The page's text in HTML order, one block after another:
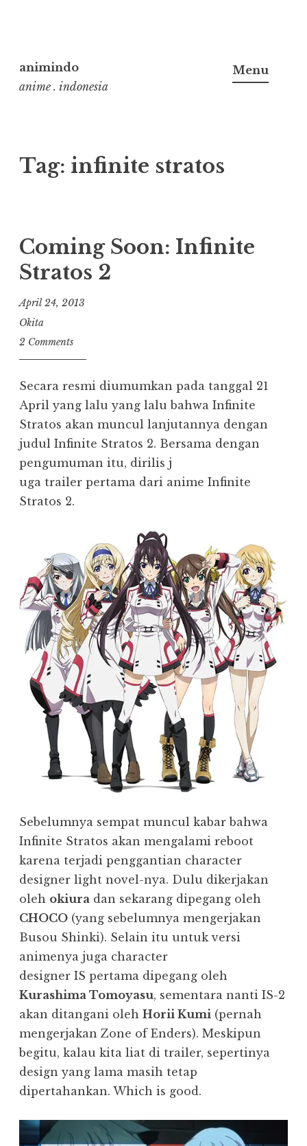
to
content
animindo
anime . indonesia
Menu
Tag: infinite stratos
Coming Soon: Infinite
Stratos 2
April 24, 2013
Okita
2 Comments
Secara resmi diumumkan pada tanggal 21
April yang lalu yang lalu bahwa Infinite
Stratos akan muncul lanjutannya dengan
judul Infinite Stratos 2. Bersama dengan
pengumuman itu, dirilis j
uga trailer pertama dari anime Infinite
Stratos 2.
Sebelumnya sempat muncul kabar bahwa
Infinite Stratos akan mengalami reboot
karena terjadi penggantian character
designer light novel-nya. Dulu dikerjakan
oleh okiura dan sekarang dipegang oleh
CHOCO (yang sebelumnya mengerjakan
Busou Shinki). Selain itu untuk versi
animenya juga character
designer IS pertama dipegang oleh
Kurashima Tomoyasu, sementara nanti IS-2
akan ditangani oleh Horii Kumi (pernah
mengerjakan Zone of Enders). Meskipun
begitu, kalau kita liat di trailer, sepertinya
design yang lama masih tetap
dipertahankan. Which is good.